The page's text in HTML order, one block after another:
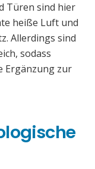
Türen sind hier
heiße Luft und
Allerdings sind
sodass
Ergänzung zur